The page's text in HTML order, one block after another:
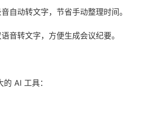
自动转文字，节省手动整理时间。
音转文字，方便生成会议纪要。
AI 工具：